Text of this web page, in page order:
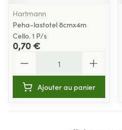
Hartmann
Peha-lastotel 8cmx4m
Cello. 1 P/s
0,70 €
Ajouter au panier